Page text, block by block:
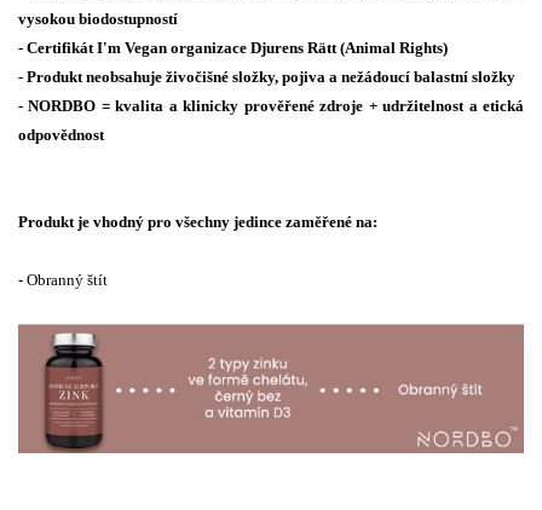
vysokou biodostupností
- Certifikát I'm Vegan organizace Djurens Rätt (Animal Rights)
- Produkt neobsahuje živočišné složky, pojiva a nežádoucí balastní složky
- NORDBO = kvalita a klinicky prověřené zdroje + udržitelnost a etická
odpovědnost
Produkt je vhodný pro všechny jedince zaměřené na:
- Obranný štít